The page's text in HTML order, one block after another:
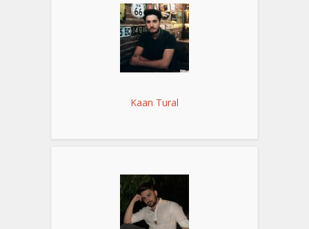
Kaan Tural